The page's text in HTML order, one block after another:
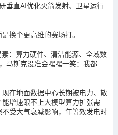
垂直AI优化火箭发射、卫星运行
换个更高维的赛场打。
：算力硬件、清洁能源、全域数
马斯克没准会嘿嘿一笑：我都
在地面数据中心长期被电力、散
增速跟不上大模型算力扩张需
受大气衰减影响，年等效发电时